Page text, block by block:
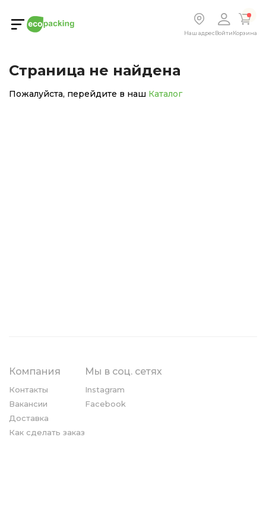
Наш адресВойтиКорзина
Страница не найдена
Пожалуйста, перейдите в наш Каталог
Компания
Контакты
Вакансии
Доставка
Как сделать заказ
Мы в соц. сетях
Instagram
Facebook